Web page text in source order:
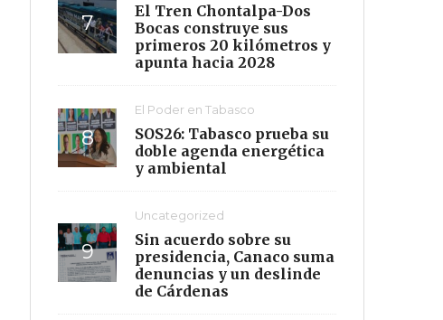
El Tren Chontalpa-Dos
Bocas construye sus
primeros 20 kilómetros y
apunta hacia 2028
El Poder en Tabasco
SOS26: Tabasco prueba su
doble agenda energética
y ambiental
Uncategorized
Sin acuerdo sobre su
presidencia, Canaco suma
denuncias y un deslinde
de Cárdenas